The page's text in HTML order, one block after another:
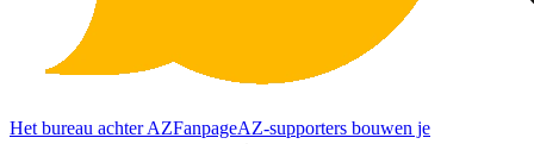
Het bureau achter AZFanpageAZ-supporters bouwen je